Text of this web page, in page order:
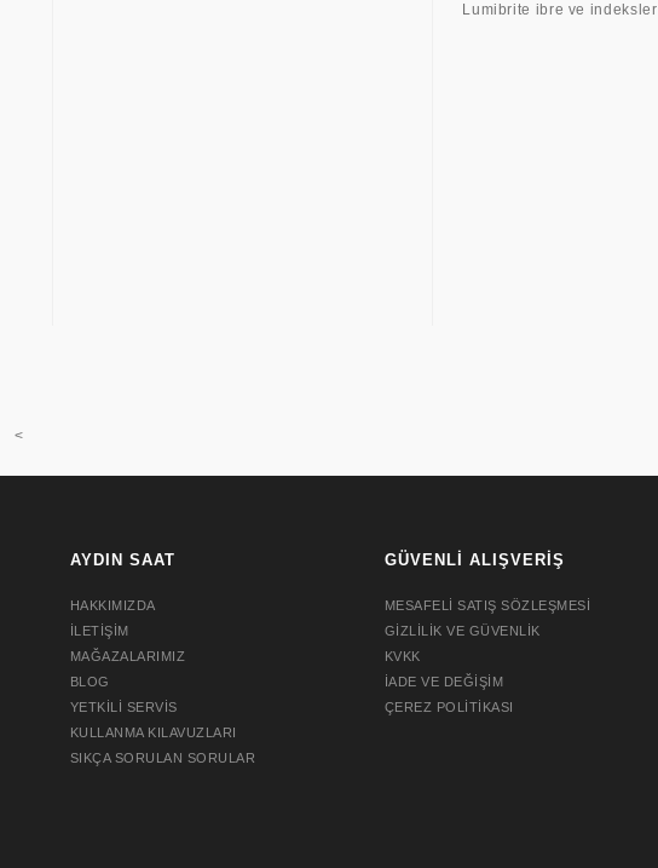
Lumibrite ibre ve indeksler
<
AYDIN SAAT
HAKKIMIZDA
İLETİŞİM
MAĞAZALARIMIZ
BLOG
YETKİLİ SERVİS
KULLANMA KILAVUZLARI
SIKÇA SORULAN SORULAR
GÜVENLİ ALIŞVERİŞ
MESAFELİ SATIŞ SÖZLEŞMESİ
GİZLİLİK VE GÜVENLİK
KVKK
İADE VE DEĞİŞİM
ÇEREZ POLİTİKASI